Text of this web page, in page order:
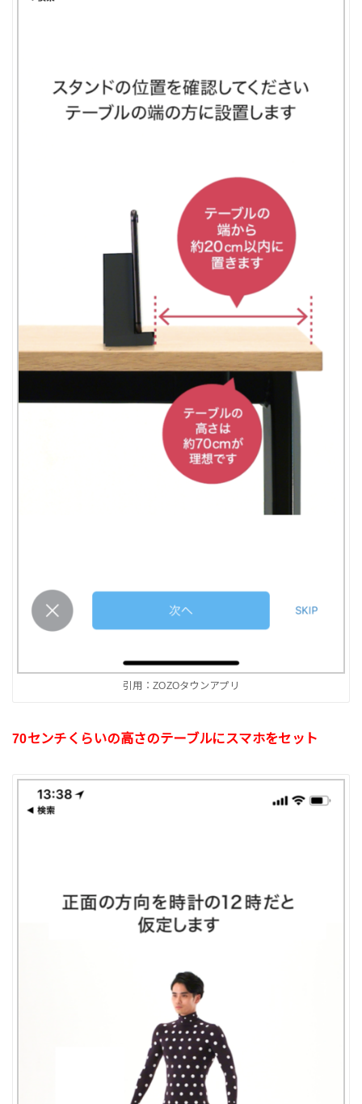
引用：ZOZOタウンアプリ
70センチくらいの高さのテーブルにスマホをセット